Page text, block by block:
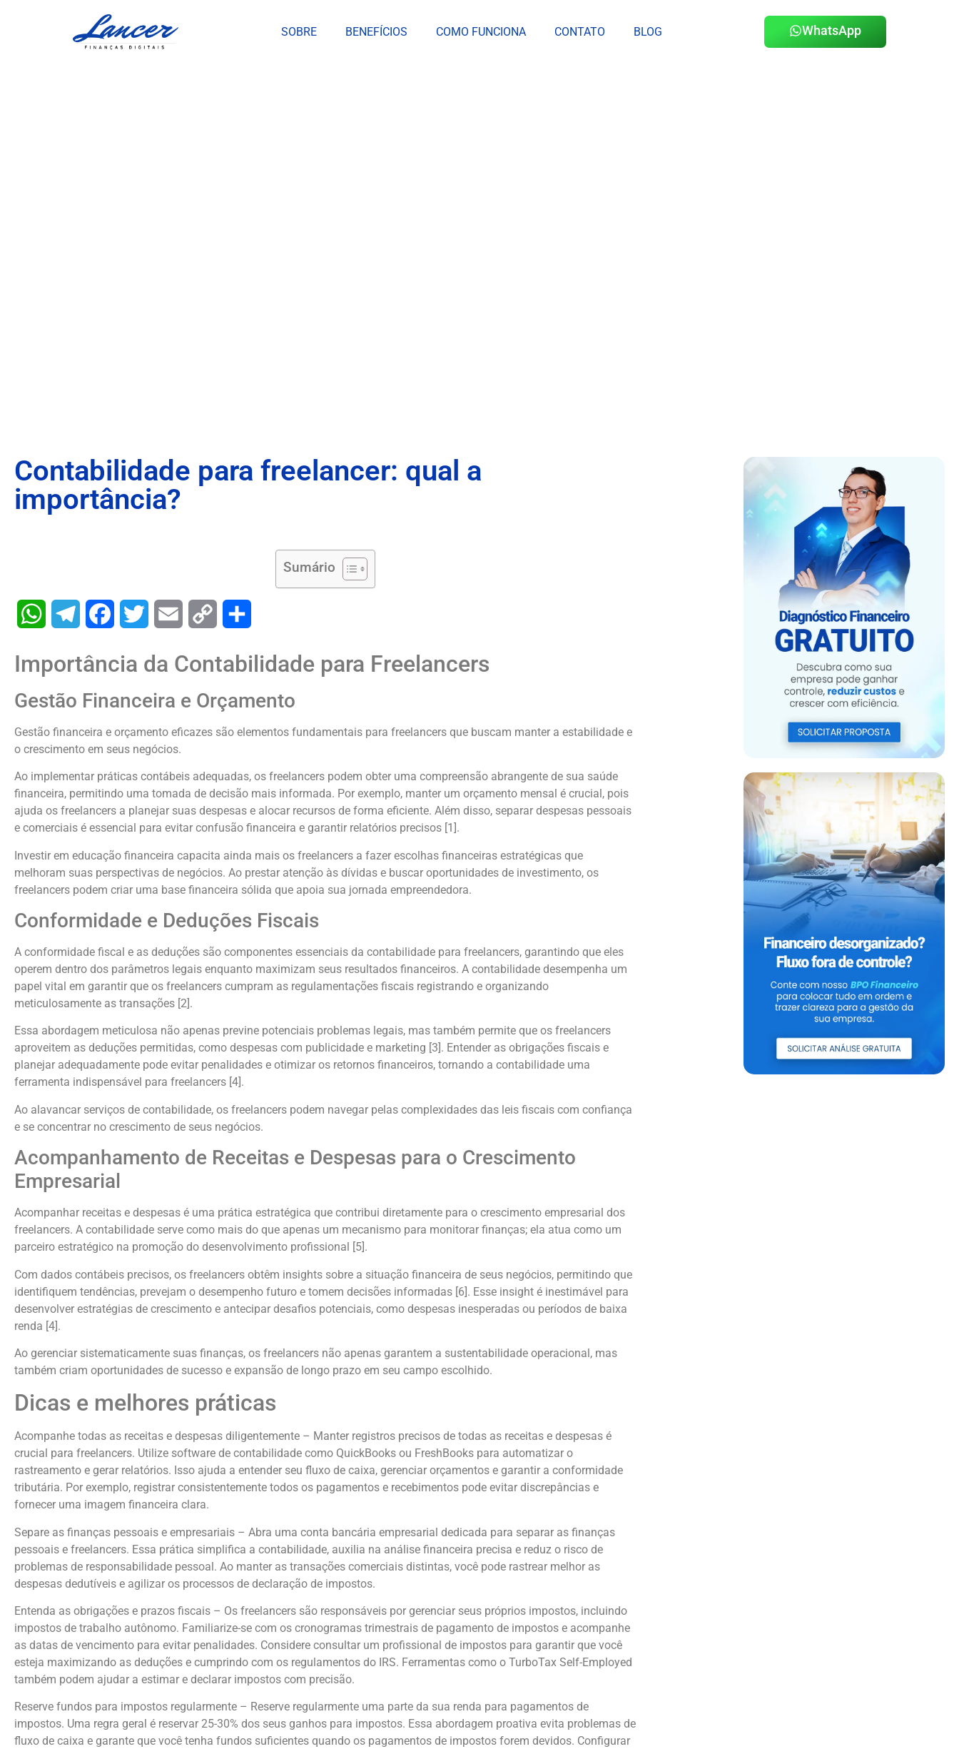
SOBRE BENEFÍCIOS COMO FUNCIONA CONTATO BLOG WhatsApp
Contabilidade para freelancer: qual a
importância?
Sumário
WhatsAppTelegramFacebookTwitter Email Copy
Importância da Contabilidade para Freelancers
Gestão Financeira e Orçamento
Gestão financeira e orçamento eficazes são elementos fundamentais para freelancers que buscam manter a estabilidade e
o crescimento em seus negócios.
Ao implementar práticas contábeis adequadas, os freelancers podem obter uma compreensão abrangente de sua saúde
financeira, permitindo uma tomada de decisão mais informada. Por exemplo, manter um orçamento mensal é crucial, pois
ajuda os freelancers a planejar suas despesas e alocar recursos de forma eficiente. Além disso, separar despesas pessoais
e comerciais é essencial para evitar confusão financeira e garantir relatórios precisos [1].
Investir em educação financeira capacita ainda mais os freelancers a fazer escolhas financeiras estratégicas que
melhoram suas perspectivas de negócios. Ao prestar atenção às dívidas e buscar oportunidades de investimento, os
freelancers podem criar uma base financeira sólida que apoia sua jornada empreendedora.
Conformidade e Deduções Fiscais
A conformidade fiscal e as deduções são componentes essenciais da contabilidade para freelancers, garantindo que eles
operem dentro dos parâmetros legais enquanto maximizam seus resultados financeiros. A contabilidade desempenha um
papel vital em garantir que os freelancers cumpram as regulamentações fiscais registrando e organizando
meticulosamente as transações [2].
Essa abordagem meticulosa não apenas previne potenciais problemas legais, mas também permite que os freelancers
aproveitem as deduções permitidas, como despesas com publicidade e marketing [3]. Entender as obrigações fiscais e
planejar adequadamente pode evitar penalidades e otimizar os retornos financeiros, tornando a contabilidade uma
ferramenta indispensável para freelancers [4].
Ao alavancar serviços de contabilidade, os freelancers podem navegar pelas complexidades das leis fiscais com confiança
e se concentrar no crescimento de seus negócios.
Acompanhamento de Receitas e Despesas para o Crescimento
Empresarial
Acompanhar receitas e despesas é uma prática estratégica que contribui diretamente para o crescimento empresarial dos
freelancers. A contabilidade serve como mais do que apenas um mecanismo para monitorar finanças; ela atua como um
parceiro estratégico na promoção do desenvolvimento profissional [5].
Com dados contábeis precisos, os freelancers obtêm insights sobre a situação financeira de seus negócios, permitindo que
identifiquem tendências, prevejam o desempenho futuro e tomem decisões informadas [6]. Esse insight é inestimável para
desenvolver estratégias de crescimento e antecipar desafios potenciais, como despesas inesperadas ou períodos de baixa
renda [4].
Ao gerenciar sistematicamente suas finanças, os freelancers não apenas garantem a sustentabilidade operacional, mas
também criam oportunidades de sucesso e expansão de longo prazo em seu campo escolhido.
Dicas e melhores práticas
Acompanhe todas as receitas e despesas diligentemente – Manter registros precisos de todas as receitas e despesas é
crucial para freelancers. Utilize software de contabilidade como QuickBooks ou FreshBooks para automatizar o
rastreamento e gerar relatórios. Isso ajuda a entender seu fluxo de caixa, gerenciar orçamentos e garantir a conformidade
tributária. Por exemplo, registrar consistentemente todos os pagamentos e recebimentos pode evitar discrepâncias e
fornecer uma imagem financeira clara.
Separe as finanças pessoais e empresariais – Abra uma conta bancária empresarial dedicada para separar as finanças
pessoais e freelancers. Essa prática simplifica a contabilidade, auxilia na análise financeira precisa e reduz o risco de
problemas de responsabilidade pessoal. Ao manter as transações comerciais distintas, você pode rastrear melhor as
despesas dedutíveis e agilizar os processos de declaração de impostos.
Entenda as obrigações e prazos fiscais – Os freelancers são responsáveis ​​por gerenciar seus próprios impostos, incluindo
impostos de trabalho autônomo. Familiarize-se com os cronogramas trimestrais de pagamento de impostos e acompanhe
as datas de vencimento para evitar penalidades. Considere consultar um profissional de impostos para garantir que você
esteja maximizando as deduções e cumprindo com os regulamentos do IRS. Ferramentas como o TurboTax Self-Employed
também podem ajudar a estimar e declarar impostos com precisão.
Reserve fundos para impostos regularmente – Reserve regularmente uma parte da sua renda para pagamentos de
impostos. Uma regra geral é reservar 25-30% dos seus ganhos para impostos. Essa abordagem proativa evita problemas de
fluxo de caixa e garante que você tenha fundos suficientes quando os pagamentos de impostos forem devidos. Configurar